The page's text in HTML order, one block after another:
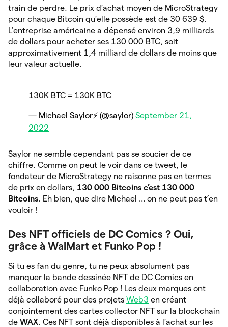
train de perdre. Le prix d’achat moyen de MicroStrategy
pour chaque Bitcoin qu’elle possède est de 30 639 $.
L’entreprise américaine a dépensé environ 3,9 milliards
de dollars pour acheter ses 130 000 BTC, soit
approximativement 1,4 milliard de dollars de moins que
leur valeur actuelle.
130K BTC = 130K BTC
— Michael Saylor⚡️ (@saylor) September 21,
2022
Saylor ne semble cependant pas se soucier de ce
chiffre. Comme on peut le voir dans ce tweet, le
fondateur de MicroStrategy ne raisonne pas en termes
de prix en dollars, 130 000 Bitcoins c’est 130 000
Bitcoins. Eh bien, que dire Michael … on ne peut pas t’en
vouloir !
Des NFT officiels de DC Comics ? Oui,
grâce à WalMart et Funko Pop !
Si tu es fan du genre, tu ne peux absolument pas
manquer la bande dessinée NFT de DC Comics en
collaboration avec Funko Pop ! Les deux marques ont
déjà collaboré pour des projets Web3 en créant
conjointement des cartes collector NFT sur la blockchain
de WAX. Ces NFT sont déjà disponibles à l’achat sur les